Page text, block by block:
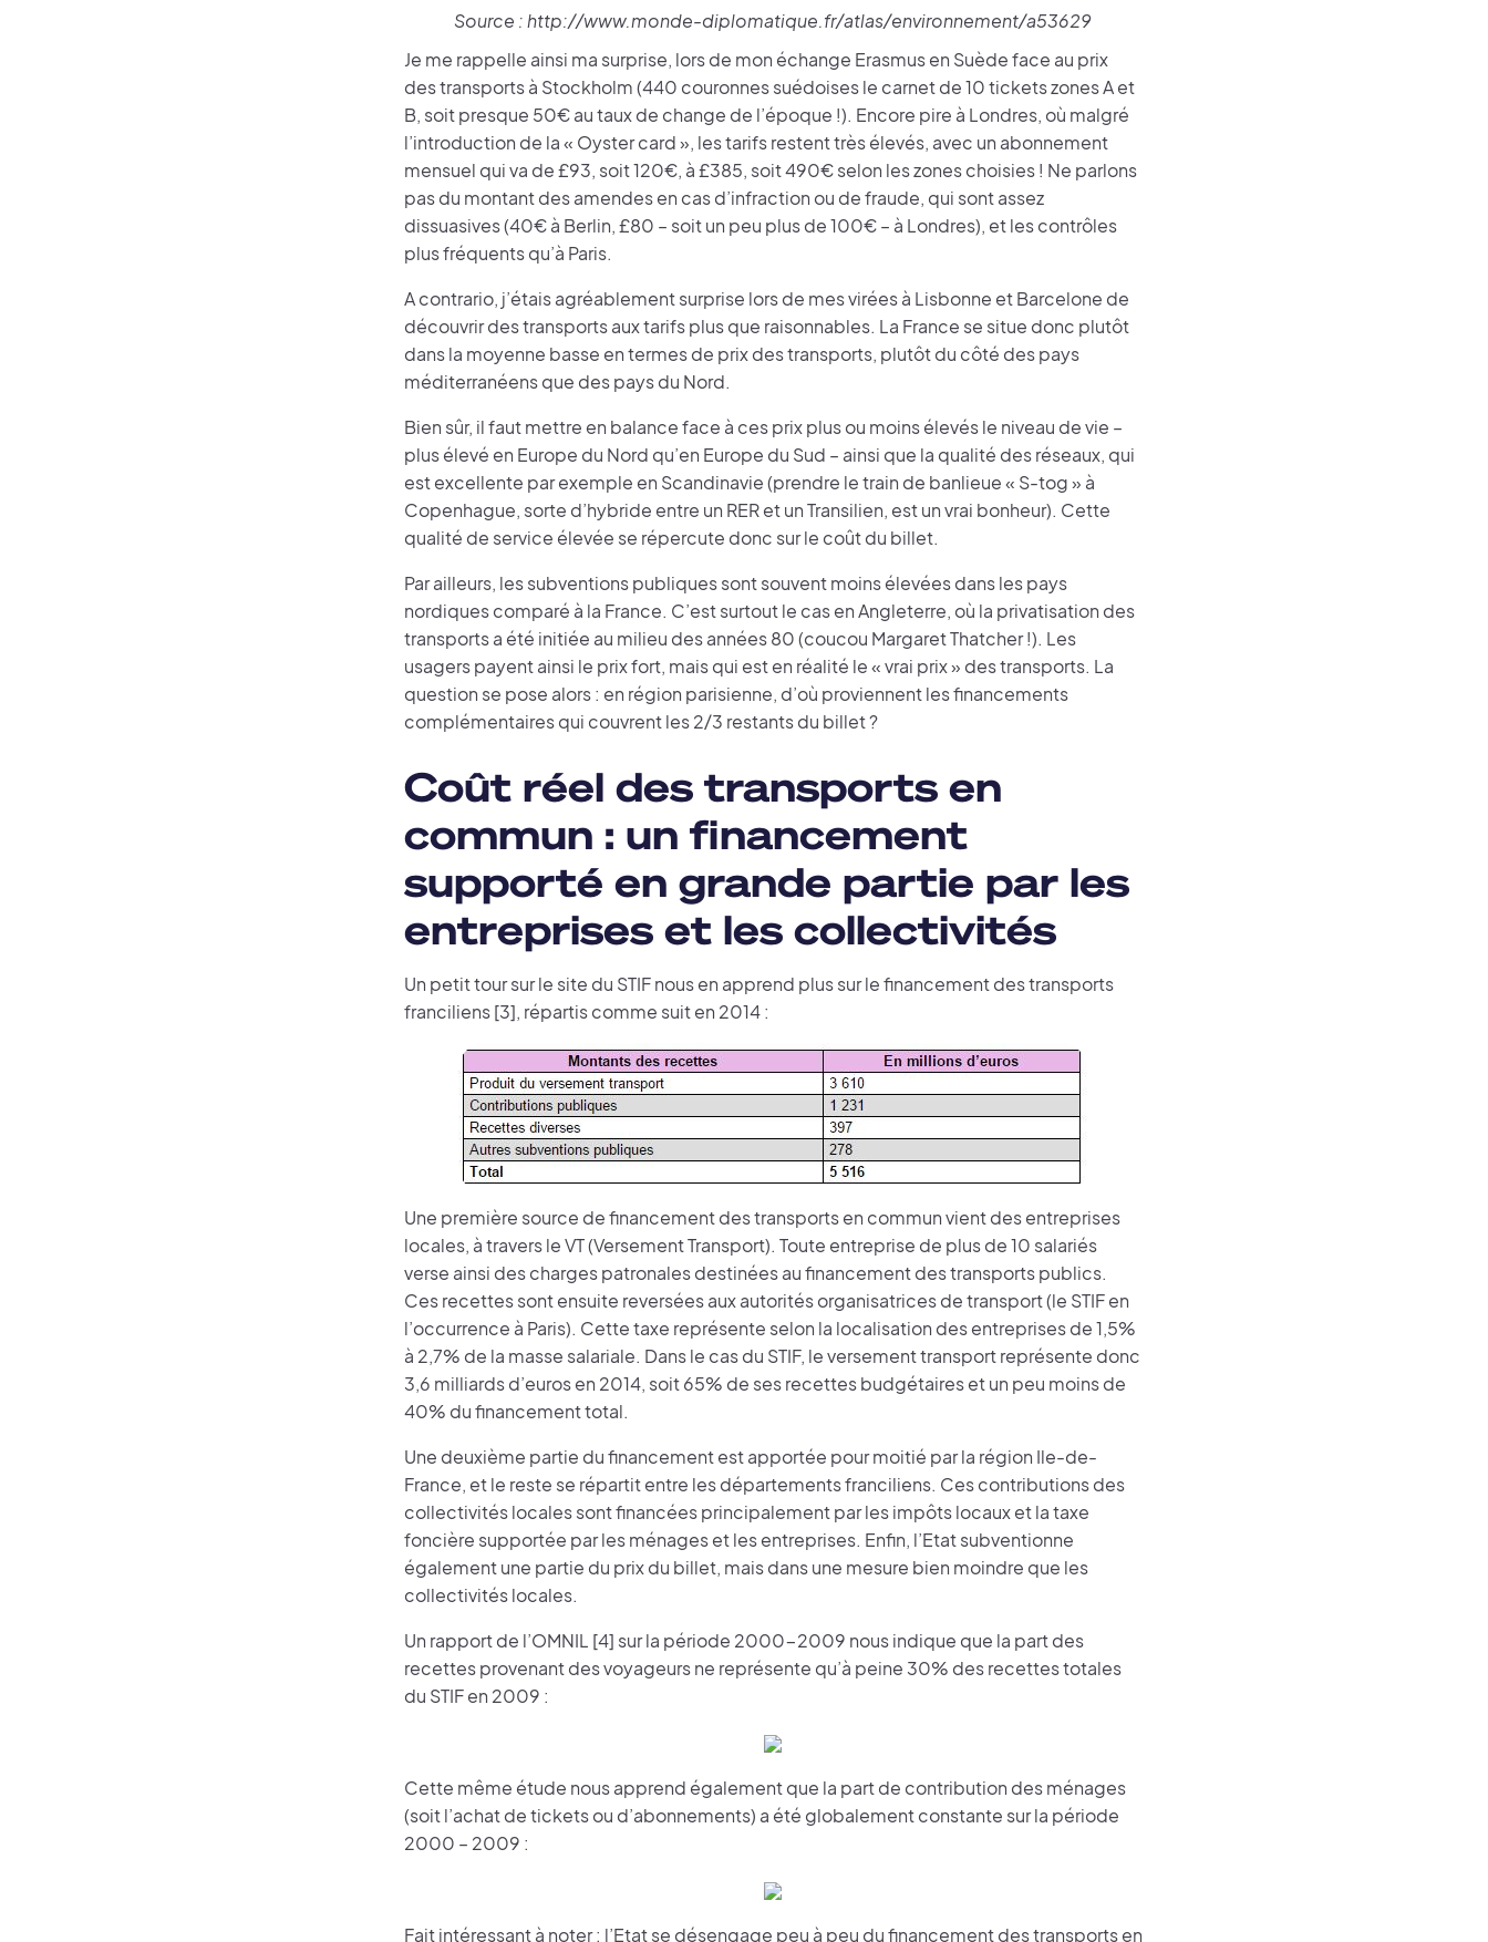
Source : http://www.monde-diplomatique.fr/atlas/environnement/a53629
Je me rappelle ainsi ma surprise, lors de mon échange Erasmus en Suède face au prix
des transports à Stockholm (440 couronnes suédoises le carnet de 10 tickets zones A et
B, soit presque 50€ au taux de change de l’époque !). Encore pire à Londres, où malgré
l’introduction de la « Oyster card », les tarifs restent très élevés, avec un abonnement
mensuel qui va de £93, soit 120€, à £385, soit 490€ selon les zones choisies ! Ne parlons
pas du montant des amendes en cas d’infraction ou de fraude, qui sont assez
dissuasives (40€ à Berlin, £80 – soit un peu plus de 100€ – à Londres), et les contrôles
plus fréquents qu’à Paris.
A contrario, j’étais agréablement surprise lors de mes virées à Lisbonne et Barcelone de
découvrir des transports aux tarifs plus que raisonnables. La France se situe donc plutôt
dans la moyenne basse en termes de prix des transports, plutôt du côté des pays
méditerranéens que des pays du Nord.
Bien sûr, il faut mettre en balance face à ces prix plus ou moins élevés le niveau de vie –
plus élevé en Europe du Nord qu’en Europe du Sud – ainsi que la qualité des réseaux, qui
est excellente par exemple en Scandinavie (prendre le train de banlieue « S-tog » à
Copenhague, sorte d’hybride entre un RER et un Transilien, est un vrai bonheur). Cette
qualité de service élevée se répercute donc sur le coût du billet.
Par ailleurs, les subventions publiques sont souvent moins élevées dans les pays
nordiques comparé à la France. C’est surtout le cas en Angleterre, où la privatisation des
transports a été initiée au milieu des années 80 (coucou Margaret Thatcher !). Les
usagers payent ainsi le prix fort, mais qui est en réalité le « vrai prix » des transports. La
question se pose alors : en région parisienne, d’où proviennent les financements
complémentaires qui couvrent les 2/3 restants du billet ?
Coût réel des transports en
commun : un financement
supporté en grande partie par les
entreprises et les collectivités
Un petit tour sur le site du STIF nous en apprend plus sur le financement des transports
franciliens [3], répartis comme suit en 2014 :
Une première source de financement des transports en commun vient des entreprises
locales, à travers le VT (Versement Transport). Toute entreprise de plus de 10 salariés
verse ainsi des charges patronales destinées au financement des transports publics.
Ces recettes sont ensuite reversées aux autorités organisatrices de transport (le STIF en
l’occurrence à Paris). Cette taxe représente selon la localisation des entreprises de 1,5%
à 2,7% de la masse salariale. Dans le cas du STIF, le versement transport représente donc
3,6 milliards d’euros en 2014, soit 65% de ses recettes budgétaires et un peu moins de
40% du financement total.
Une deuxième partie du financement est apportée pour moitié par la région Ile-de-
France, et le reste se répartit entre les départements franciliens. Ces contributions des
collectivités locales sont financées principalement par les impôts locaux et la taxe
foncière supportée par les ménages et les entreprises. Enfin, l’Etat subventionne
également une partie du prix du billet, mais dans une mesure bien moindre que les
collectivités locales.
Un rapport de l’OMNIL [4] sur la période 2000-2009 nous indique que la part des
recettes provenant des voyageurs ne représente qu’à peine 30% des recettes totales
du STIF en 2009 :
Cette même étude nous apprend également que la part de contribution des ménages
(soit l’achat de tickets ou d’abonnements) a été globalement constante sur la période
2000 – 2009 :
Fait intéressant à noter : l’Etat se désengage peu à peu du financement des transports en